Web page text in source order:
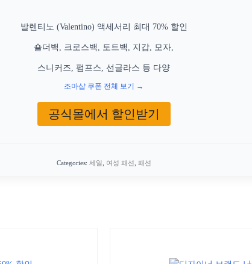
발렌티노 (Valentino) 액세서리 최대 70% 할인
숄더백, 크로스백, 토트백, 지갑, 모자,
스니커즈, 펌프스, 선글라스 등 다양
조마샵 쿠폰 전체 보기 →
공식몰에서 할인받기
Categories: 세일 여성 패션 패션